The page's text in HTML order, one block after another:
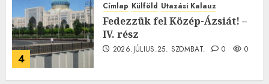
4
Címlap Külföld Utazási Kalauz
Fedezzük fel Közép-Ázsiát! –
IV. rész
2026.JÚLIUS.25. SZOMBAT. 0 0